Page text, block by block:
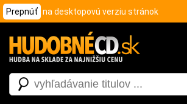
Prepnúť na desktopovú verziu stránok